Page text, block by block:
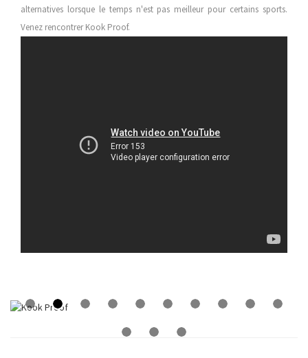
alternatives lorsque le temps n'est pas meilleur pour certains sports.
Venez rencontrer Kook Proof.